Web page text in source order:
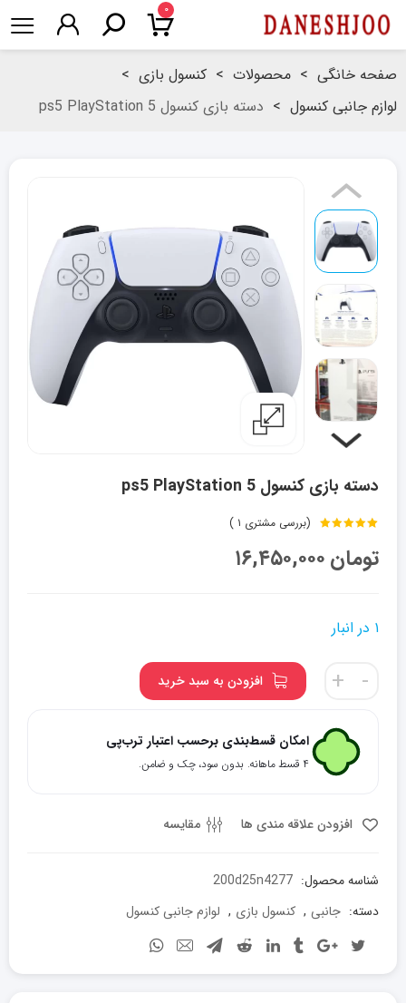
۰
صفحه خانگی > محصولات > کنسول بازی >
لوازم جانبی کنسول > دسته بازی کنسول ps5 PlayStation 5
دسته بازی کنسول ps5 PlayStation 5
از 5 امتیاز
مشتری
(بررسی مشتری ۱ )
۱۶,۴۵۰,۰۰۰تومان
۱ در انبار
-
دسته
بازی
ps5
PlayStation
5
+ افزودن به سبد خرید
امکان قسط‌بندی برحسب اعتبار ترب‌پی
۴ قسط ماهانه. بدون سود، چک و ضامن.
افزودن علاقه مندی ها مقایسه
شناسه محصول: 200d25n4277
دسته: جانبی , کنسول بازی , لوازم جانبی کنسول